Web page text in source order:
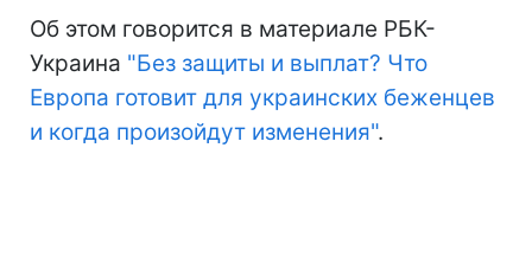
Об этом говорится в материале РБК-
Украина "Без защиты и выплат? Что
Европа готовит для украинских беженцев
и когда произойдут изменения".